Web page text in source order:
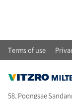
Terms of use
58, Poongsae